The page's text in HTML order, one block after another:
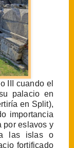
III cuando el
palacio en
en Split),
importancia
por eslavos y
a las islas o
fortificado